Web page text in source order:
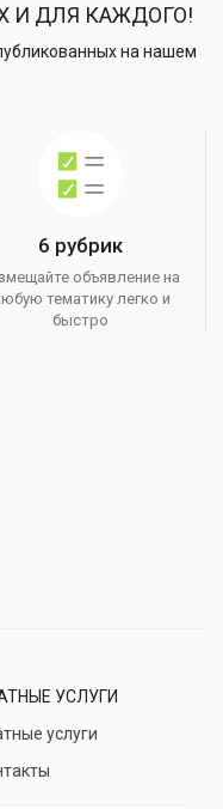
И ДЛЯ КАЖДОГО!
на нашем
6 рубрик
объявление на
тематику легко и
быстро
УСЛУГИ
услуги